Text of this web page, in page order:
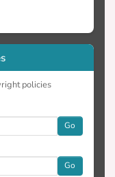
policies
Go
Go